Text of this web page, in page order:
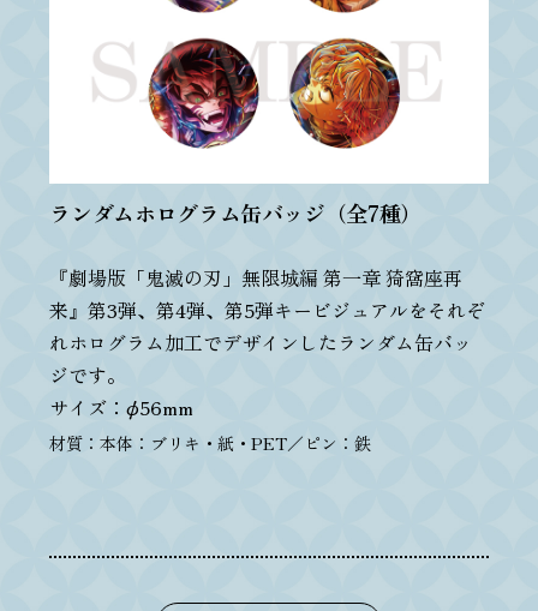
ランダムホログラム缶バッジ（全7種）
『劇場版「鬼滅の刃」無限城編 第一章 猗窩座再
来』第3弾、第4弾、第5弾キービジュアルをそれぞ
れホログラム加工でデザインしたランダム缶バッ
ジです。
サイズ：φ56mm
材質：本体：ブリキ・紙・PET／ピン：鉄